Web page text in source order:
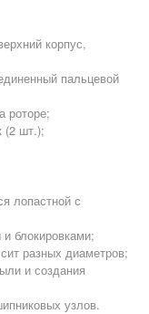
корпус,
пальцевой
роторе;
(2 шт.);
лопастной с
блокировками;
разных диаметров;
и создания
узлов.